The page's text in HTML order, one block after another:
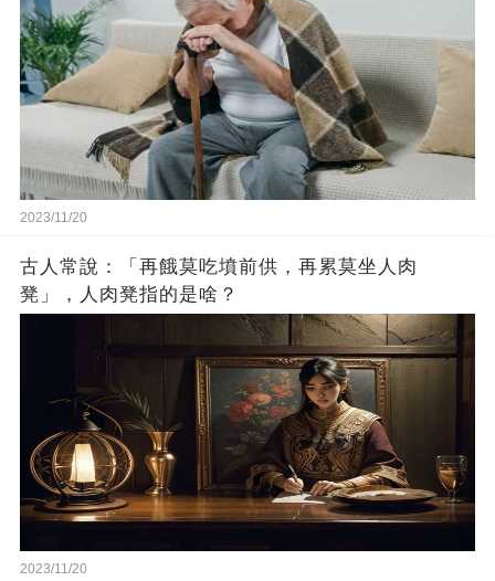
2023/11/20
古人常說：「再餓莫吃墳前供，再累莫坐人肉
凳」，人肉凳指的是啥？
2023/11/20